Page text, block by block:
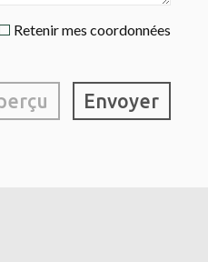
Retenir mes coordonnées